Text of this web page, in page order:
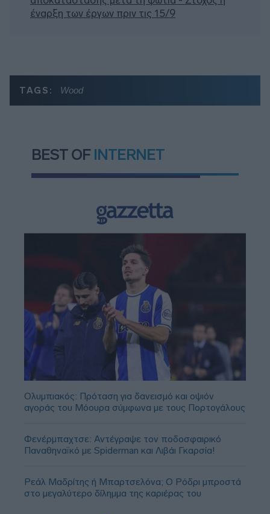
έναρξη των έργων πριν τις 15/9
TAGS: Wood
BEST OF INTERNET
Ολυμπιακός: Πρόταση για δανεισμό και οψιόν
αγοράς του Μόουρα σύμφωνα με τους Πορτογάλους
Φενέρμπαχτσε: Αντέγραψε τον ποδοσφαιρικό
Παναθηναϊκό με Spiderman και Λιβάι Γκαρσία!
Ρεάλ Μαδρίτης ή Μπαρτσελόνα; Ο Ρόδρι μπροστά
στο μεγαλύτερο δίλημμα της καριέρας του